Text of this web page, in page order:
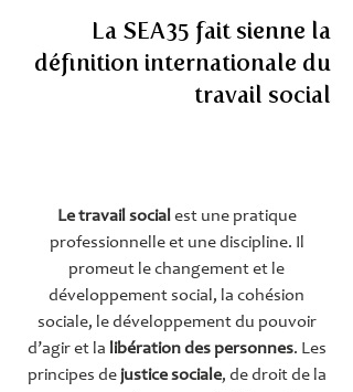
La SEA35 fait sienne la
définition internationale du
travail social
Le travail socialest une pratique
professionnelle et une discipline. Il
promeut le changement et le
développement social, la cohésion
sociale, le développement du pouvoir
d’agir et la libération des personnes. Les
principes de justice sociale, de droit de la